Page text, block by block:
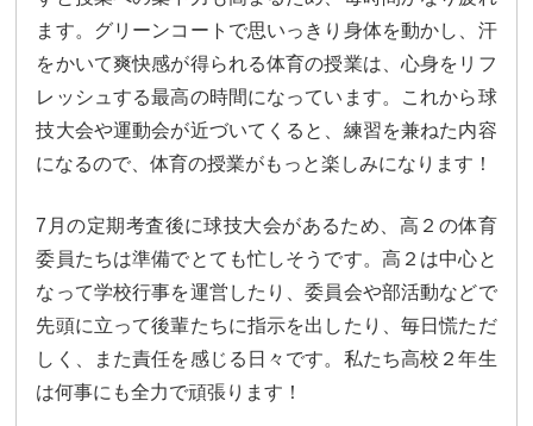
ます。グリーンコートで思いっきり身体を動かし、汗
をかいて爽快感が得られる体育の授業は、心身をリフ
レッシュする最高の時間になっています。これから球
技大会や運動会が近づいてくると、練習を兼ねた内容
になるので、体育の授業がもっと楽しみになります！
7月の定期考査後に球技大会があるため、高２の体育
委員たちは準備でとても忙しそうです。高２は中心と
なって学校行事を運営したり、委員会や部活動などで
先頭に立って後輩たちに指示を出したり、毎日慌ただ
しく、また責任を感じる日々です。私たち高校２年生
は何事にも全力で頑張ります！